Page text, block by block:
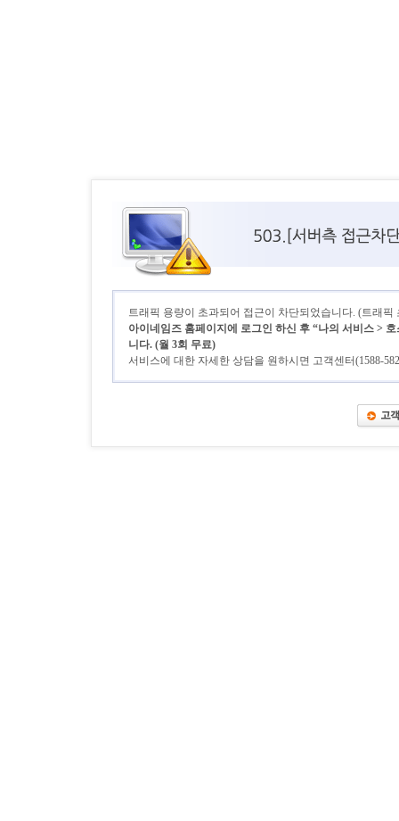
트래픽 용량이 초과되어 접근이 차단되었습니다. (트래픽
아이네임즈 홈페이지에 로그인 하신 후 “나의 서비스 >
니다. (월 3회 무료)
서비스에 대한 자세한 상담을 원하시면 고객센터(1588-